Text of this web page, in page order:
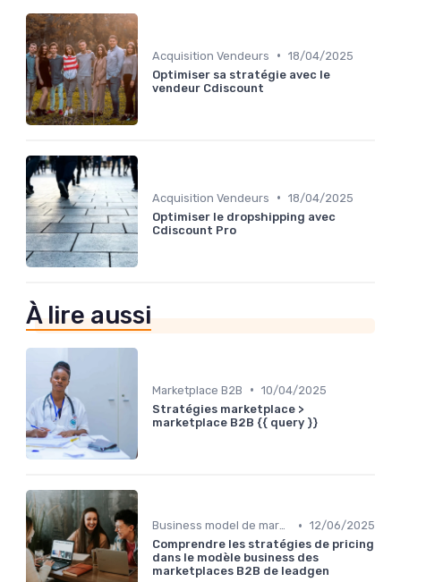
Acquisition Vendeurs • 18/04/2025
Optimiser sa stratégie avec le
vendeur Cdiscount
Acquisition Vendeurs • 18/04/2025
Optimiser le dropshipping avec
Cdiscount Pro
À lire aussi
Marketplace B2B • 10/04/2025
Stratégies marketplace >
marketplace B2B {{ query }}
Business model de marketplace • 12/06/2025
Comprendre les stratégies de pricing
dans le modèle business des
marketplaces B2B de leadgen